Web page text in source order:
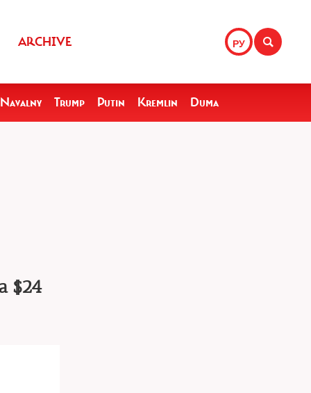
РУ
ARCHIVE
Navalny Trump Putin Kremlin Duma
$24